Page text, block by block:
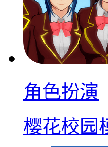
角色扮演
樱花校园